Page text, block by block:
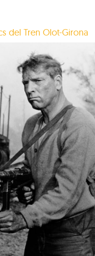
del Tren Olot-Girona